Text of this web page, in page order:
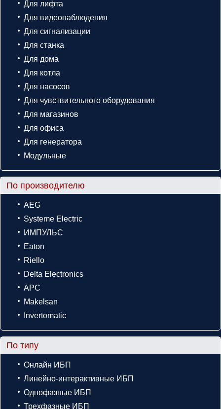
Для лифта
Для видеонаблюдения
Для сигнализации
Для станка
Для дома
Для котла
Для насосов
Для чувствительного оборудования
Для магазинов
Для офиса
Для генератора
Модульные
По производителю
AEG
Systeme Electric
ИМПУЛЬС
Eaton
Riello
Delta Electronics
APC
Makelsan
Invertomatic
По типу
Онлайн ИБП
Линейно-интерактивные ИБП
Однофазные ИБП
Трехфазные ИБП